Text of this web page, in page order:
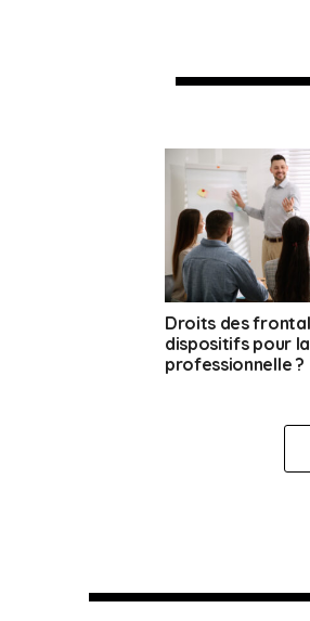
Droits des
dispositifs pour
professionnelle ?